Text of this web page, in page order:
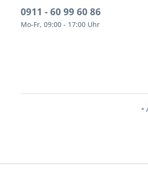
0911 - 60 99 60 86
Mo-Fr, 09:00 - 17:00 Uhr
*